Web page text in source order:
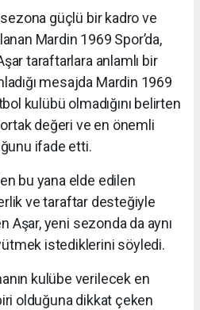
güçlü bir kadro ve
Mardin 1969 Spor’da,
taraftarlara anlamlı bir
mesajda Mardin 1969
kulübü olmadığını belirten
ortak değeri ve en önemli
ifade etti.
bu yana elde edilen
ve taraftar desteğiyle
Aşar, yeni sezonda da aynı
istediklerini söyledi.
kulübe verilecek en
olduğuna dikkat çeken